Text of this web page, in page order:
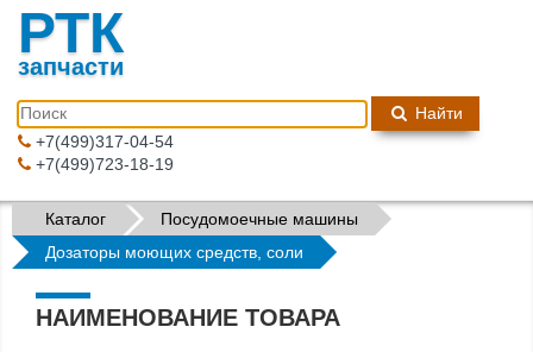
РТК
запчасти
Найти
+7(499)317-04-54
+7(499)723-18-19
Каталог
Посудомоечные машины
Дозаторы моющих средств, соли
НАИМЕНОВАНИЕ ТОВАРА